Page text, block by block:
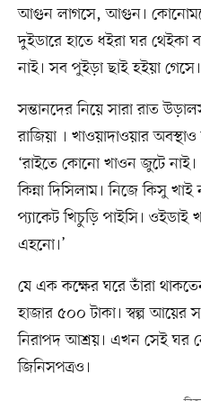
আগুন লাগসে, আগুন।
দুইডারে হাতে ধইরা ঘর
নাই। সব পুইড়া ছাই হইয়া
সন্তানদের নিয়ে সারা রাত
রাজিয়া । খাওয়াদাওয়ার
‘রাইতে কোনো খাওন জুটে
কিন্না দিসিলাম। নিজে কিসু
প্যাকেট খিচুড়ি পাইসি। ওইডাই
এহনো।’
যে এক কক্ষের ঘরে তাঁরা
হাজার ৫০০ টাকা। স্বল্প আয়ের
নিরাপদ আশ্রয়। এখন সেই ঘর
জিনিসপত্রও।